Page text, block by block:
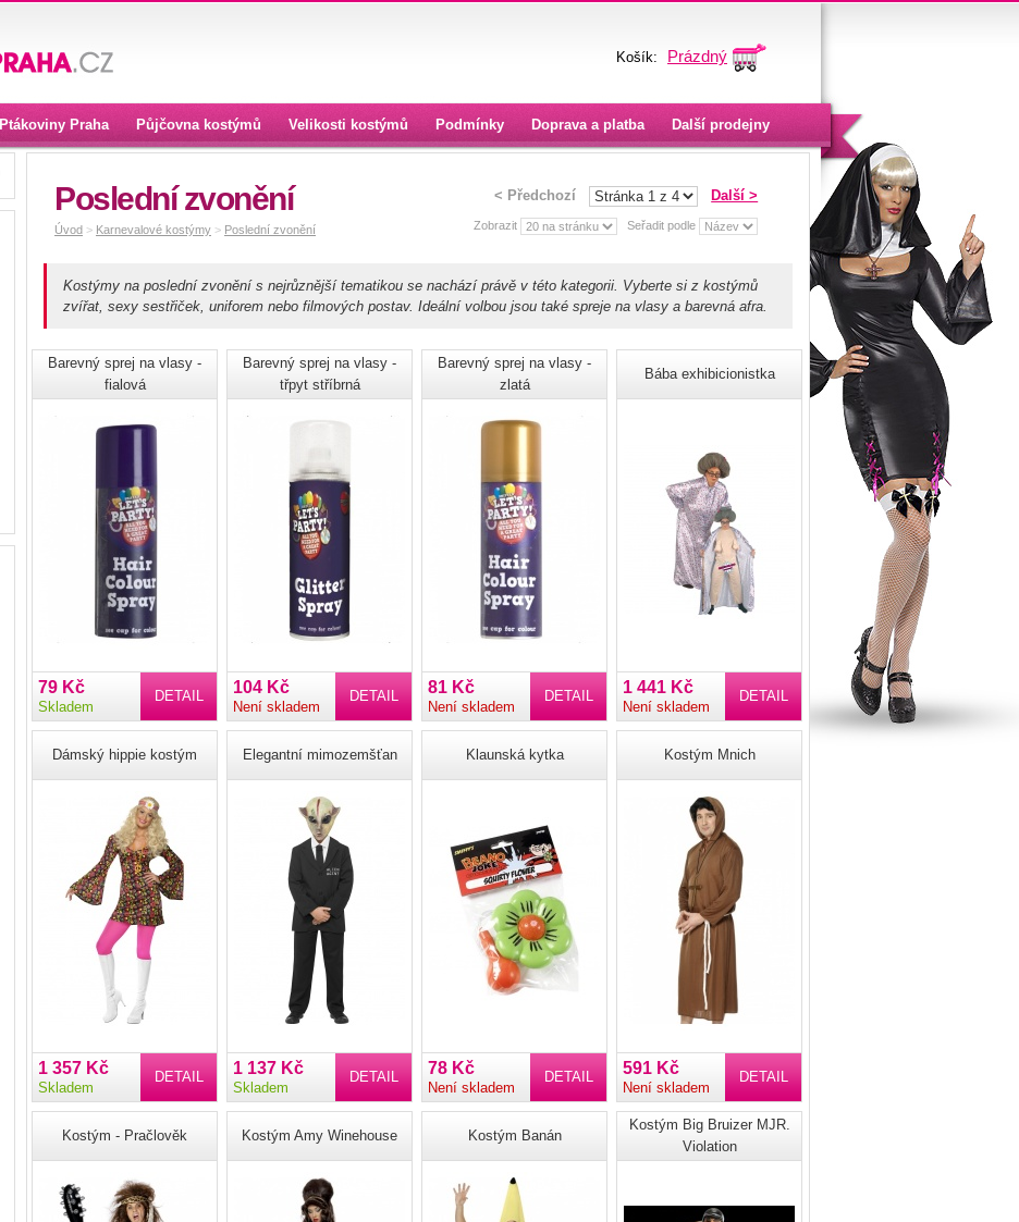
Košík: Prázdný
Ptákoviny Praha Půjčovna kostýmů Velikosti kostýmů Podmínky Doprava a platba
Další prodejny
< Předchozí Další >
Zobrazit Seřadit podle
Poslední zvonění
Úvod > Karnevalové kostýmy > Poslední zvonění
Kostýmy na poslední zvonění s nejrůznější tematikou se nachází právě v této kategorii. Vyberte si z kostýmů
zvířat, sexy sestřiček, uniforem nebo filmových postav. Ideální volbou jsou také spreje na vlasy a barevná afra.
Barevný sprej na vlasy -
fialová
DETAIL
79 Kč
Skladem
Barevný sprej na vlasy -
třpyt stříbrná
DETAIL
104 Kč
Není skladem
Barevný sprej na vlasy -
zlatá
DETAIL
81 Kč
Není skladem
Bába exhibicionistka
DETAIL
1 441 Kč
Není skladem
Dámský hippie kostým
DETAIL
1 357 Kč
Skladem
Elegantní mimozemšťan
DETAIL
1 137 Kč
Skladem
Klaunská kytka
DETAIL
78 Kč
Není skladem
Kostým Mnich
DETAIL
591 Kč
Není skladem
Kostým - Pračlověk Kostým Amy Winehouse Kostým Banán
Kostým Big Bruizer MJR.
Violation